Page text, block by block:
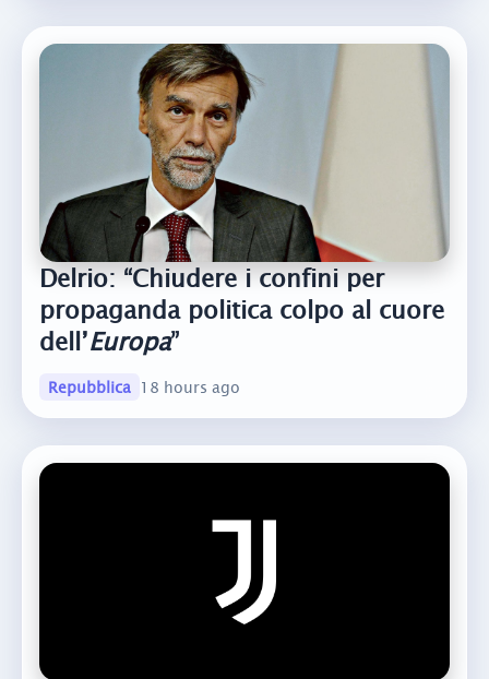
Delrio: “Chiudere i confini per
propaganda politica colpo al cuore
dell’Europa”
Repubblica 18 hours ago